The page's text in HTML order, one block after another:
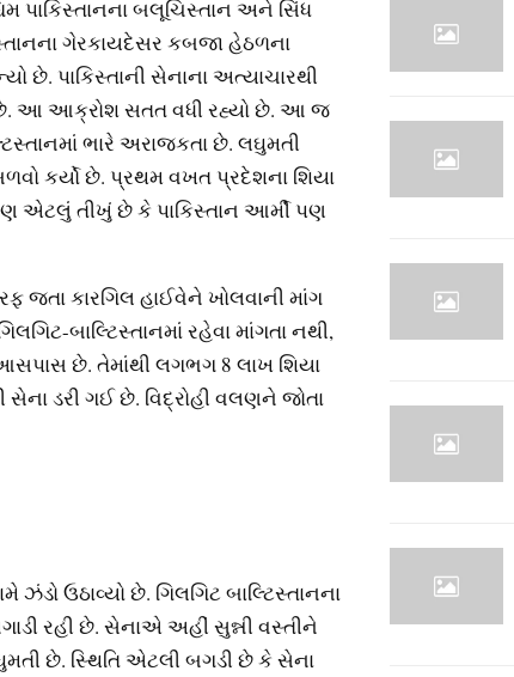
પાકિસ્તાનના બલૂચિસ્તાન અને સિંધ
ગેરકાયદેસર કબજા હેઠળના
છે. પાકિસ્તાની સેનાના અત્યાચારથી
છે. આ આક્રોશ સતત વધી રહ્યો છે. આ જ
ભારે અરાજકતા છે. લઘુમતી
કર્યો છે. પ્રથમ વખત પ્રદેશના શિયા
એટલું તીખું છે કે પાકિસ્તાન આર્મી પણ
જતા કારગિલ હાઈવેને ખોલવાની માંગ
બાલ્ટિસ્તાનમાં રહેવા માંગતા નથી,
છે. તેમાંથી લગભગ 8 લાખ શિયા
ડરી ગઈ છે. વિદ્રોહી વલણને જોતા
ઝંડો ઉઠાવ્યો છે. ગિલગિટ બાલ્ટિસ્તાનના
રહી છે. સેનાએ અહીં સુન્ની વસ્તીને
છે. સ્થિતિ એટલી બગડી છે કે સેના